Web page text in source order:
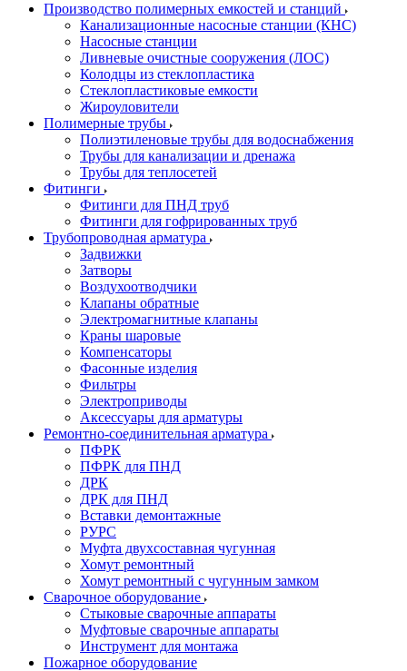
Производство полимерных емкостей и станций
Канализационные насосные станции (КНС)
Насосные станции
Ливневые очистные сооружения (ЛОС)
Колодцы из стеклопластика
Стеклопластиковые емкости
Жироуловители
Полимерные трубы
Полиэтиленовые трубы для водоснабжения
Трубы для канализации и дренажа
Трубы для теплосетей
Фитинги
Фитинги для ПНД труб
Фитинги для гофрированных труб
Трубопроводная арматура
Задвижки
Затворы
Воздухоотводчики
Клапаны обратные
Электромагнитные клапаны
Краны шаровые
Компенсаторы
Фасонные изделия
Фильтры
Электроприводы
Аксессуары для арматуры
Ремонтно-соединительная арматура
ПФРК
ПФРК для ПНД
ДРК
ДРК для ПНД
Вставки демонтажные
РУРС
Муфта двухсоставная чугунная
Хомут ремонтный
Хомут ремонтный с чугунным замком
Сварочное оборудование
Стыковые сварочные аппараты
Муфтовые сварочные аппараты
Инструмент для монтажа
Пожарное оборудование